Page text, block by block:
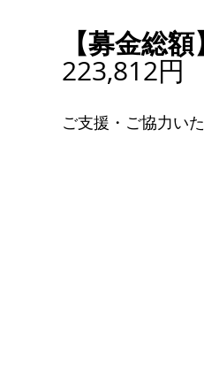
【募金総額
223,812円
ご支援・ご協力い